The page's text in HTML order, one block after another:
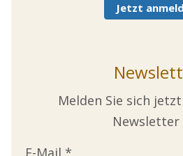
Jetzt
Melden Sie sich
Newsletter